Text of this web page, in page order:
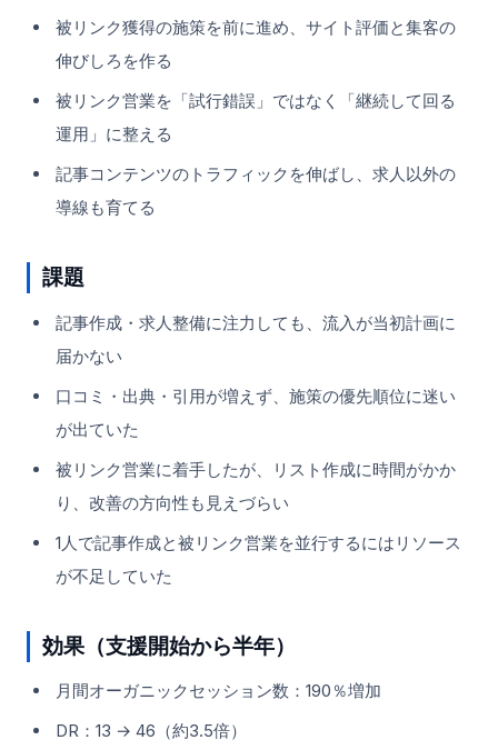
被リンク獲得の施策を前に進め、サイト評価と集客の
伸びしろを作る
被リンク営業を「試行錯誤」ではなく「継続して回る
運用」に整える
記事コンテンツのトラフィックを伸ばし、求人以外の
導線も育てる
課題
記事作成・求人整備に注力しても、流入が当初計画に
届かない
口コミ・出典・引用が増えず、施策の優先順位に迷い
が出ていた
被リンク営業に着手したが、リスト作成に時間がかか
り、改善の方向性も見えづらい
1人で記事作成と被リンク営業を並行するにはリソース
が不足していた
効果（支援開始から半年）
月間オーガニックセッション数：190％増加
DR：13 → 46（約3.5倍）